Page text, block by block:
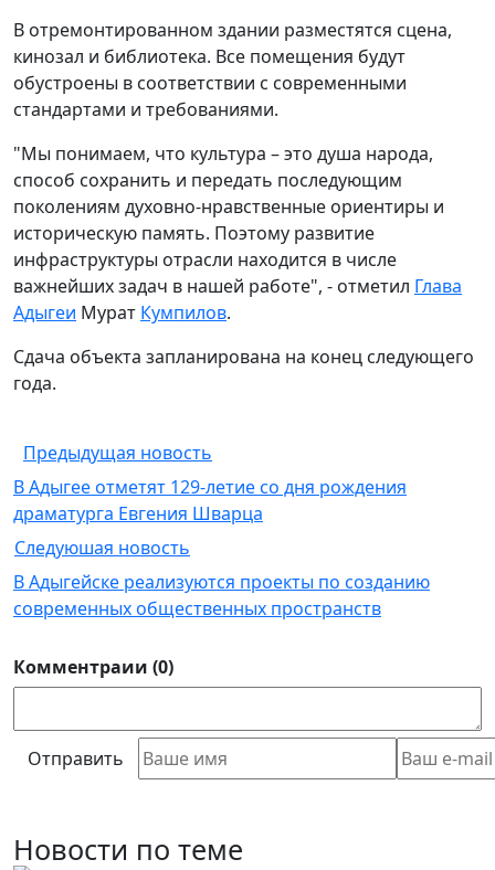
В отремонтированном здании разместятся сцена,
кинозал и библиотека. Все помещения будут
обустроены в соответствии с современными
стандартами и требованиями.
"Мы понимаем, что культура – это душа народа,
способ сохранить и передать последующим
поколениям духовно-нравственные ориентиры и
историческую память. Поэтому развитие
инфраструктуры отрасли находится в числе
важнейших задач в нашей работе", - отметил Глава
Адыгеи Мурат Кумпилов.
Сдача объекта запланирована на конец следующего
года.
Предыдущая новость
В Адыгее отметят 129-летие со дня рождения
драматурга Евгения Шварца
Следуюшая новость
В Адыгейске реализуются проекты по созданию
современных общественных пространств
Комментраии (0)
Отправить
Новости по теме